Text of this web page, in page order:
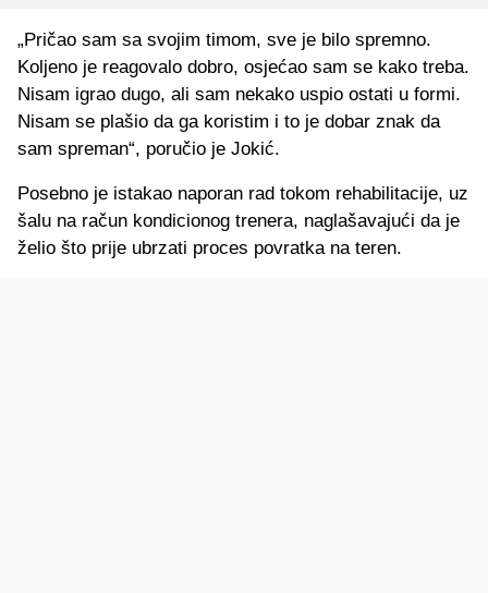
„Pričao sam sa svojim timom, sve je bilo spremno.
Koljeno je reagovalo dobro, osjećao sam se kako treba.
Nisam igrao dugo, ali sam nekako uspio ostati u formi.
Nisam se plašio da ga koristim i to je dobar znak da
sam spreman“, poručio je Jokić.
Posebno je istakao naporan rad tokom rehabilitacije, uz
šalu na račun kondicionog trenera, naglašavajući da je
želio što prije ubrzati proces povratka na teren.